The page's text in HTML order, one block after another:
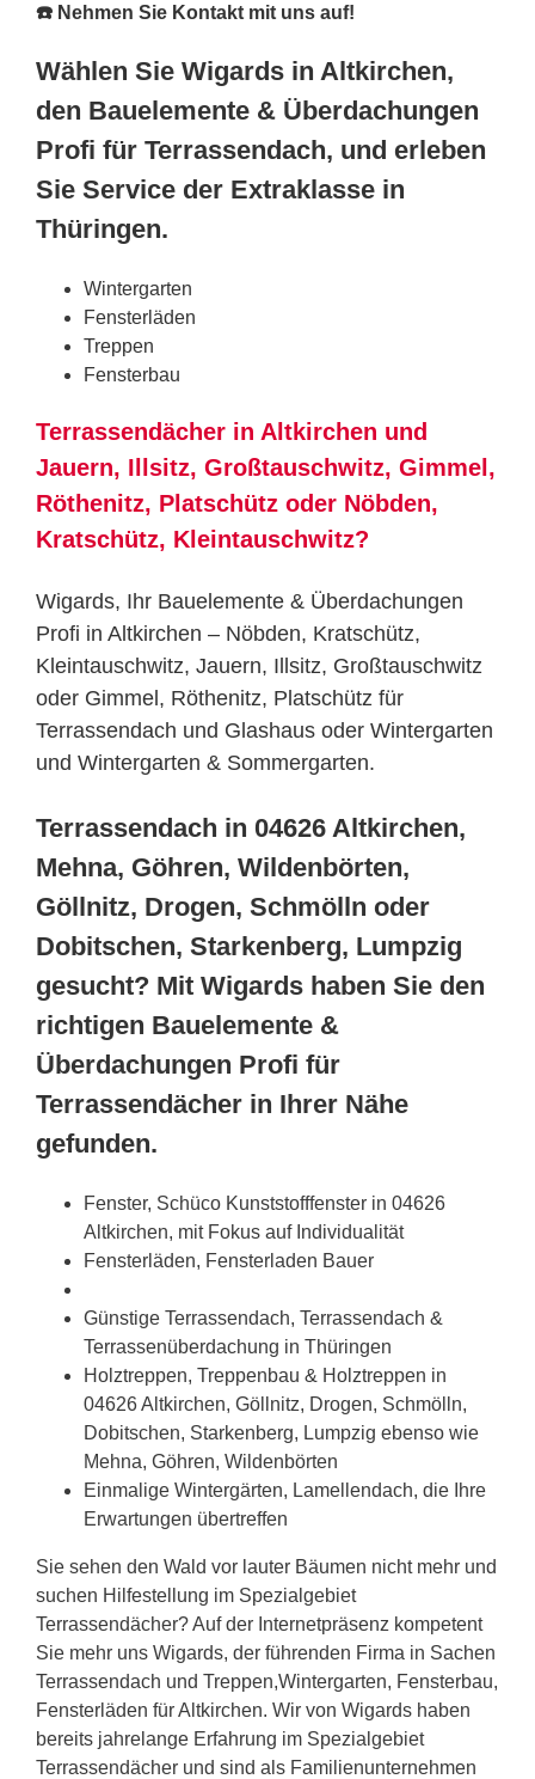
☎️ Nehmen Sie Kontakt mit uns auf!
Wählen Sie Wigards in Altkirchen,
den Bauelemente & Überdachungen
Profi für Terrassendach, und erleben
Sie Service der Extraklasse in
Thüringen.
Wintergarten
Fensterläden
Treppen
Fensterbau
Terrassendächer in Altkirchen und
Jauern, Illsitz, Großtauschwitz, Gimmel,
Röthenitz, Platschütz oder Nöbden,
Kratschütz, Kleintauschwitz?
Wigards, Ihr Bauelemente & Überdachungen
Profi in Altkirchen – Nöbden, Kratschütz,
Kleintauschwitz, Jauern, Illsitz, Großtauschwitz
oder Gimmel, Röthenitz, Platschütz für
Terrassendach und Glashaus oder Wintergarten
und Wintergarten & Sommergarten.
Terrassendach in 04626 Altkirchen,
Mehna, Göhren, Wildenbörten,
Göllnitz, Drogen, Schmölln oder
Dobitschen, Starkenberg, Lumpzig
gesucht? Mit Wigards haben Sie den
richtigen Bauelemente &
Überdachungen Profi für
Terrassendächer in Ihrer Nähe
gefunden.
Fenster, Schüco Kunststofffenster in 04626
Altkirchen, mit Fokus auf Individualität
Fensterläden, Fensterladen Bauer
Günstige Terrassendach, Terrassendach &
Terrassenüberdachung in Thüringen
Holztreppen, Treppenbau & Holztreppen in
04626 Altkirchen, Göllnitz, Drogen, Schmölln,
Dobitschen, Starkenberg, Lumpzig ebenso wie
Mehna, Göhren, Wildenbörten
Einmalige Wintergärten, Lamellendach, die Ihre
Erwartungen übertreffen
Sie sehen den Wald vor lauter Bäumen nicht mehr und
suchen Hilfestellung im Spezialgebiet
Terrassendächer? Auf der Internetpräsenz kompetent
Sie mehr uns Wigards, der führenden Firma in Sachen
Terrassendach und Treppen,Wintergarten, Fensterbau,
Fensterläden für Altkirchen. Wir von Wigards haben
bereits jahrelange Erfahrung im Spezialgebiet
Terrassendächer und sind als Familienunternehmen